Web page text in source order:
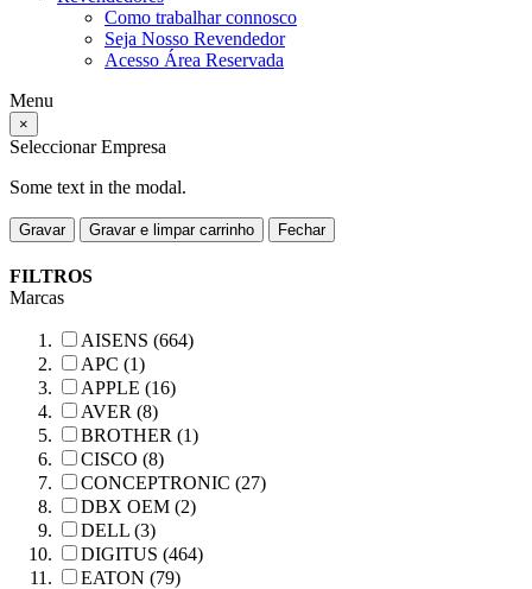
Como trabalhar connosco
Seja Nosso Revendedor
Acesso Área Reservada
Menu
×
Seleccionar Empresa
Some text in the modal.
Gravar Gravar e limpar carrinho Fechar
FILTROS
Marcas
AISENS (664)
APC (1)
APPLE (16)
AVER (8)
BROTHER (1)
CISCO (8)
CONCEPTRONIC (27)
DBX OEM (2)
DELL (3)
DIGITUS (464)
EATON (79)